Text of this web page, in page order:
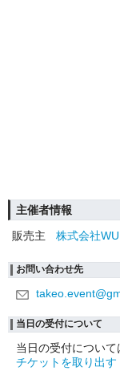
主催者情報
販売主
株式会社WU
お問い合わせ先
当日の受付について
当日の受付について
チケットを取り出す